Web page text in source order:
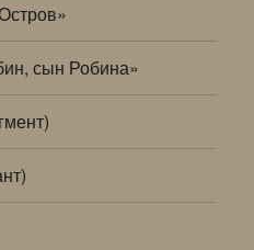
сын Робина»